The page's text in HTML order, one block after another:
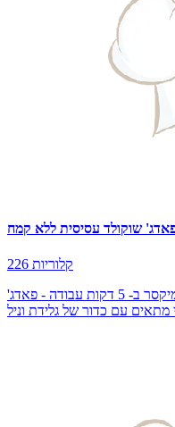
שוקולד עסיסית ללא קמח
226 קלוריות
עוגת שוקולד פאדג'ית ללא קמח וללא מיקסר ב- 5 דקות עבודה - פאדג'
מתאים עם כדור של גלידת וניל